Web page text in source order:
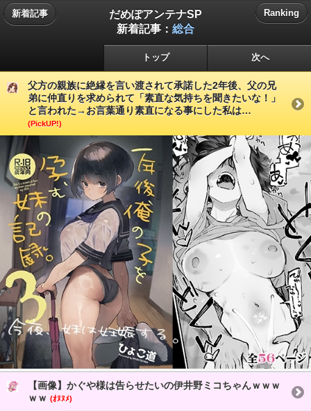
新着記事
だめぽアンテナSP
新着記事： 総合
Ranking
トップ 次へ
父方の親族に絶縁を言い渡されて承諾した2年後、父の兄
弟に仲直りを求められて「素直な気持ちを聞きたいな！」
と言われた→お言葉通り素直になる事にした私は…
(PickUP!)
【画像】かぐや様は告らせたいの伊井野ミコちゃんｗｗｗ
ｗｗ (ｵﾇﾇﾒ)